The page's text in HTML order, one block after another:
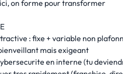
ici, on forme pour transformer
: fixe + variable non
mais exigeant
en interne (tu